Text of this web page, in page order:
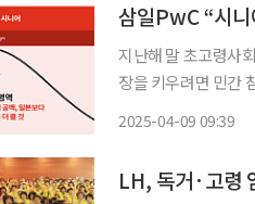
삼일PwC “시
지난해 말 초고령사
장을 키우려면 민간 참여
2025-04-09 09:39
LH, 독거·고령